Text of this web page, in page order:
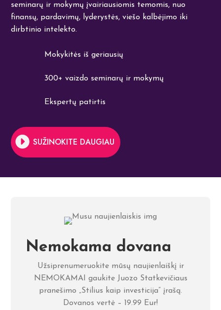
seminarų ir mokymų įvairiausiomis temomis, nuo
finansų, pardavimų, lyderystės, viešo kalbėjimo iki
dirbtinio intelekto.
Mokykitės iš geriausių
300+ vaizdo seminarų ir mokymų
Ekspertų patirtis
SUŽINOKITE DAUGIAU
Nemokama dovana
Užsiprenumeruokite mūsų naujienlaiškį ir
NEMOKAMAI gaukite Juozo Statkevičiaus
pranešimo „Stilius kaip investicija” įrašą.
Dovanos vertė – 19.99 Eur!